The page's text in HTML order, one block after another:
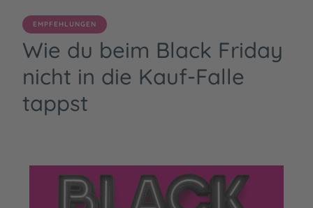
EMPFEHLUNGEN
Wie du beim Black Friday
nicht in die Kauf-Falle
tappst